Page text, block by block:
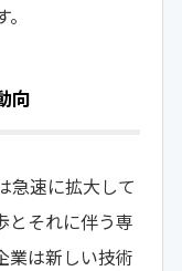
向
急速に拡大して
とそれに伴う専
業は新しい技術